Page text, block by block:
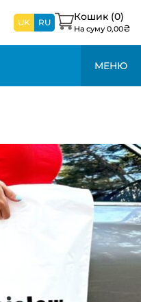
UK RU Кошик (0)
На суму 0,00₴
МЕНЮ